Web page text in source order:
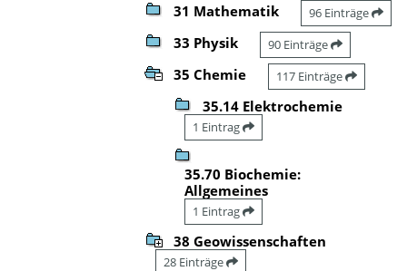
31 Mathematik 96 Einträge
33 Physik 90 Einträge
35 Chemie 117 Einträge
35.14 Elektrochemie
1 Eintrag
35.70 Biochemie:
Allgemeines
1 Eintrag
38 Geowissenschaften
28 Einträge